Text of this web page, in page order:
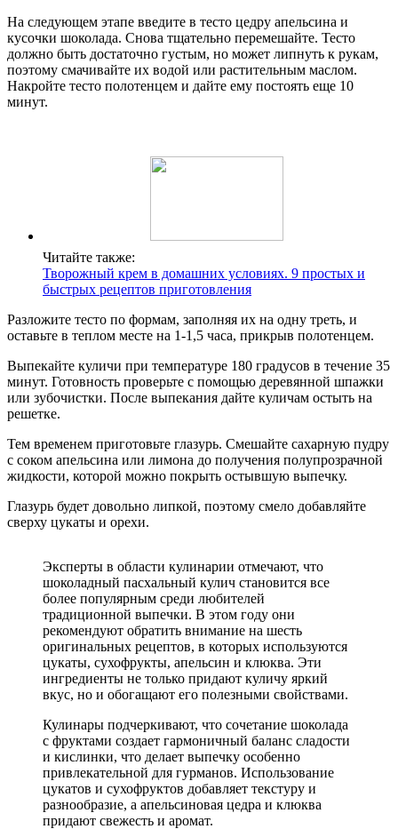
На следующем этапе введите в тесто цедру апельсина и
кусочки шоколада. Снова тщательно перемешайте. Тесто
должно быть достаточно густым, но может липнуть к рукам,
поэтому смачивайте их водой или растительным маслом.
Накройте тесто полотенцем и дайте ему постоять еще 10
минут.
Читайте также:
Творожный крем в домашних условиях. 9 простых и
быстрых рецептов приготовления
Разложите тесто по формам, заполняя их на одну треть, и
оставьте в теплом месте на 1-1,5 часа, прикрыв полотенцем.
Выпекайте куличи при температуре 180 градусов в течение 35
минут. Готовность проверьте с помощью деревянной шпажки
или зубочистки. После выпекания дайте куличам остыть на
решетке.
Тем временем приготовьте глазурь. Смешайте сахарную пудру
с соком апельсина или лимона до получения полупрозрачной
жидкости, которой можно покрыть остывшую выпечку.
Глазурь будет довольно липкой, поэтому смело добавляйте
сверху цукаты и орехи.
Эксперты в области кулинарии отмечают, что
шоколадный пасхальный кулич становится все
более популярным среди любителей
традиционной выпечки. В этом году они
рекомендуют обратить внимание на шесть
оригинальных рецептов, в которых используются
цукаты, сухофрукты, апельсин и клюква. Эти
ингредиенты не только придают куличу яркий
вкус, но и обогащают его полезными свойствами.
Кулинары подчеркивают, что сочетание шоколада
с фруктами создает гармоничный баланс сладости
и кислинки, что делает выпечку особенно
привлекательной для гурманов. Использование
цукатов и сухофруктов добавляет текстуру и
разнообразие, а апельсиновая цедра и клюква
придают свежесть и аромат.